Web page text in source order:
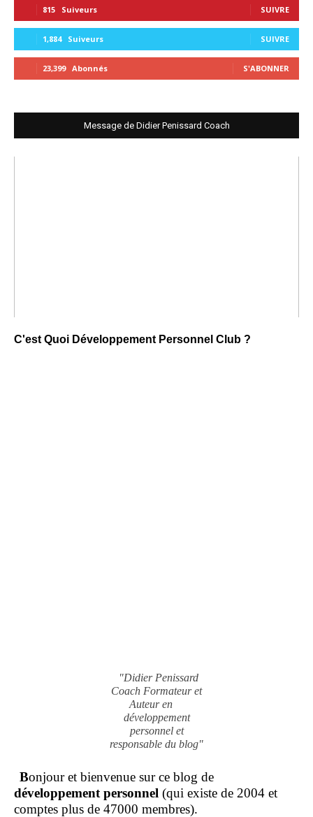
815 Suiveurs SUIVRE
1,884 Suiveurs SUIVRE
23,399 Abonnés S'ABONNER
Message de Didier Penissard Coach
C'est Quoi Développement Personnel Club ?
"Didier Penissard
Coach Formateur et
Auteur en
développement
personnel et
responsable du blog"
Bonjour et bienvenue sur ce blog de
développement personnel (qui existe de 2004 et
comptes plus de 47000 membres).